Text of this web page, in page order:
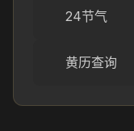
24节气
黄历查询